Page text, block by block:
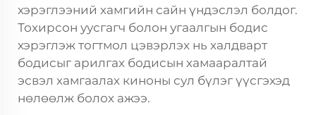
хэрэглээний хамгийн сайн үндэслэл болдог.
Тохирсон уусгагч болон угаалгын бодис
хэрэглэж тогтмол цэвэрлэх нь халдварт
бодисыг арилгах бодисын хамааралтай
эсвэл хамгаалах киноны сул бүлэг үүсгэхэд
нөлөөлж болох ажээ.